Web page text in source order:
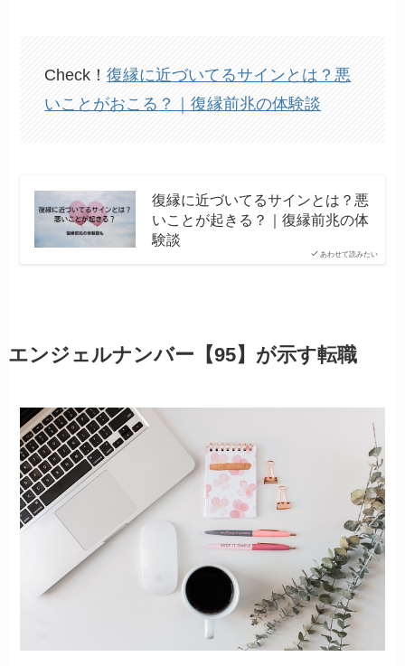
Check！復縁に近づいてるサインとは？悪
いことがおこる？｜復縁前兆の体験談
あわせて読みたい
復縁に近づいてるサインとは？悪
いことが起きる？｜復縁前兆の体
験談
エンジェルナンバー【95】が示す転職